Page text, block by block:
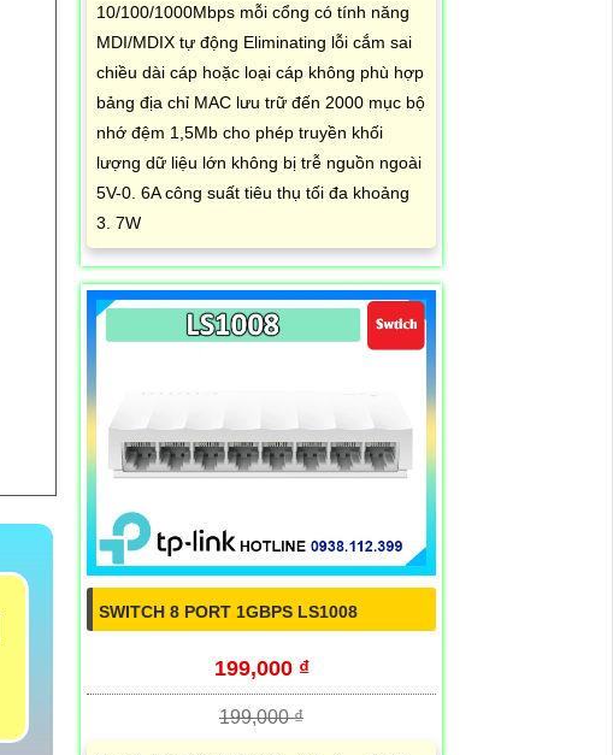
10/100/1000Mbps mỗi cổng có tính năng
MDI/MDIX tự động Eliminating lỗi cắm sai
chiều dài cáp hoặc loại cáp không phù hợp
bảng địa chỉ MAC lưu trữ đến 2000 mục bộ
nhớ đệm 1,5Mb cho phép truyền khối
lượng dữ liệu lớn không bị trễ nguồn ngoài
5V-0. 6A công suất tiêu thụ tối đa khoảng
3. 7W
SWITCH 8 PORT 1GBPS LS1008
199,000 ₫
199,000 ₫